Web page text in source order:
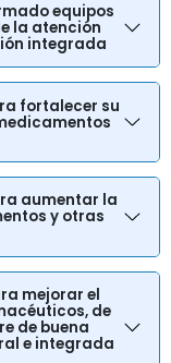
equipos
la atención
integrada
fortalecer su
aumentar la
y otras
mejorar el
de
de buena
e integrada